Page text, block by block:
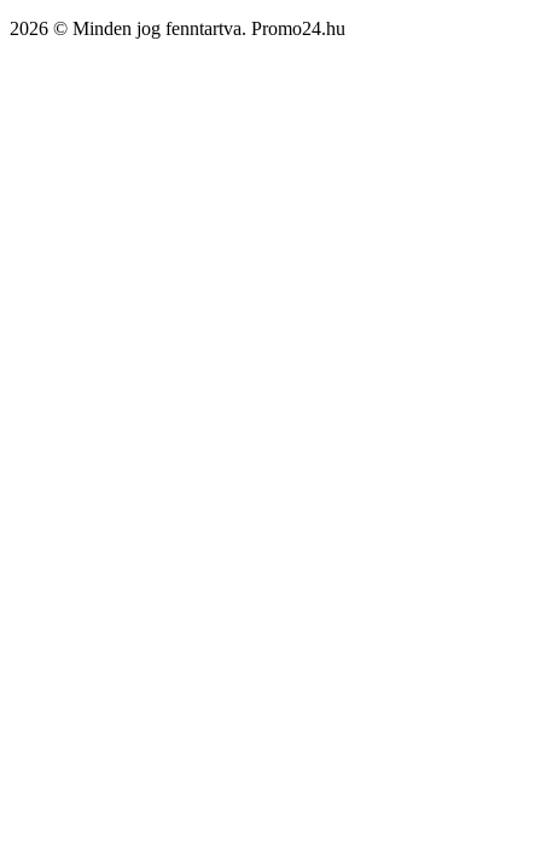
2026 © Minden jog fenntartva. Promo24.hu